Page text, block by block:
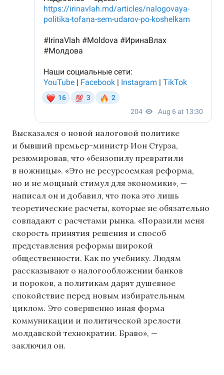
Высказался о новой налоговой политике
и бывший премьер-министр Ион Стурза,
резюмировав, что «бензопилу превратили
в ножницы». «Это не ресурсоемкая реформа,
но и не мощный стимул для экономики», —
написал он и добавил, что пока это лишь
теоретические расчеты, которые не обязательно
совпадают с расчетами рынка. «Поразили меня
скорость принятия решения и способ
представления реформы широкой
общественности. Как по учебнику. Людям
рассказывают о налогообложении банков
и пороков, а политикам дарят душевное
спокойствие перед новым избирательным
циклом. Это совершенно иная форма
коммуникации и политической зрелости
молдавской технократии. Браво», —
заключил он.